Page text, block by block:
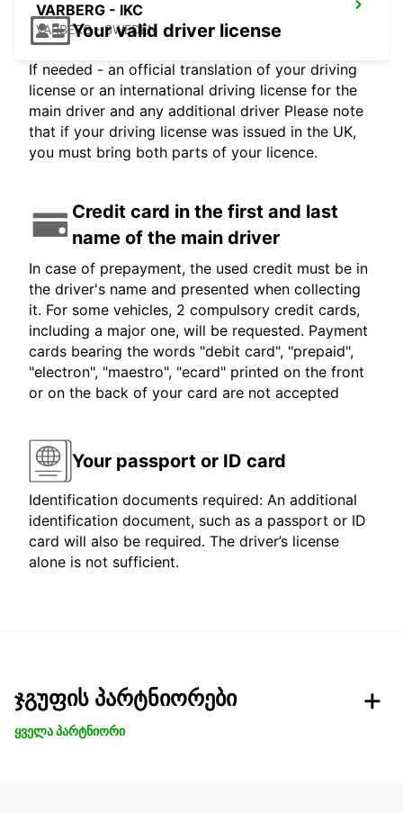
VARBERG - IKC
VARBERG - SWEDEN
Your valid driver license
If needed - an official translation of your driving
license or an international driving license for the
main driver and any additional driver Please note
that if your driving license was issued in the UK,
you must bring both parts of your licence.
Credit card in the first and last
name of the main driver
In case of prepayment, the used credit must be in
the driver's name and presented when collecting
it. For some vehicles, 2 compulsory credit cards,
including a major one, will be requested. Payment
cards bearing the words "debit card", "prepaid",
"electron", "maestro", "ecard" printed on the front
or on the back of your card are not accepted
Your passport or ID card
Identification documents required: An additional
identification document, such as a passport or ID
card will also be required. The driver’s license
alone is not sufficient.
ჯგუფის პარტნიორები
ყველა პარტნიორი